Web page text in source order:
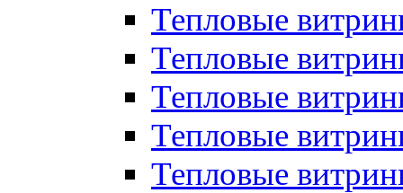
Тепловые
Тепловые
Тепловые
Тепловые
Тепловые